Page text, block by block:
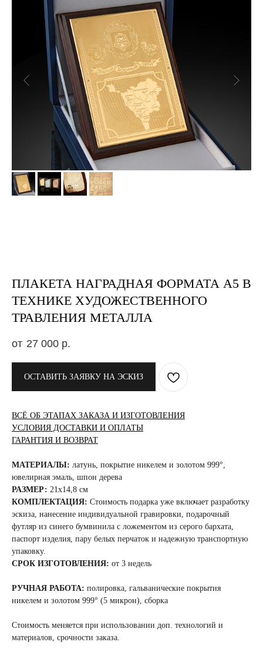
ПЛАКЕТА НАГРАДНАЯ ФОРМАТА А5 В
ТЕХНИКЕ ХУДОЖЕСТВЕННОГО
ТРАВЛЕНИЯ МЕТАЛЛА
27 000 р.
ОСТАВИТЬ ЗАЯВКУ НА ЭСКИЗ
ВСЁ ОБ ЭТАПАХ ЗАКАЗА И ИЗГОТОВЛЕНИЯ
УСЛОВИЯ ДОСТАВКИ И ОПЛАТЫ
ГАРАНТИЯ И ВОЗВРАТ
МАТЕРИАЛЫ: латунь, покрытие никелем и золотом 999°,
ювелирная эмаль, шпон дерева
РАЗМЕР: 21x14,8 см
КОМПЛЕКТАЦИЯ: Стоимость подарка уже включает разработку
эскиза, нанесение индивидуальной гравировки, подарочный
футляр из синего бумвинила с ложементом из серого бархата,
паспорт изделия, пару белых перчаток и надежную транспортную
упаковку.
СРОК ИЗГОТОВЛЕНИЯ: от 3 недель
РУЧНАЯ РАБОТА: полировка, гальванические покрытия
никелем и золотом 999° (5 микрон), сборка
Стоимость меняется при использовании доп. технологий и
материалов, срочности заказа.